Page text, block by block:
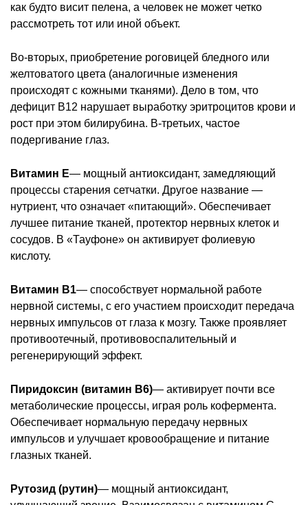
как будто висит пелена, а человек не может четко
рассмотреть тот или иной объект.
Во-вторых, приобретение роговицей бледного или
желтоватого цвета (аналогичные изменения
происходят с кожными тканями). Дело в том, что
дефицит B12 нарушает выработку эритроцитов крови и
рост при этом билирубина. В-третьих, частое
подергивание глаз.
Витамин E— мощный антиоксидант, замедляющий
процессы старения сетчатки. Другое название —
нутриент, что означает «питающий». Обеспечивает
лучшее питание тканей, протектор нервных клеток и
сосудов. В «Тауфоне» он активирует фолиевую
кислоту.
Витамин B1— способствует нормальной работе
нервной системы, с его участием происходит передача
нервных импульсов от глаза к мозгу. Также проявляет
противоотечный, противовоспалительный и
регенерирующий эффект.
Пиридоксин (витамин B6)— активирует почти все
метаболические процессы, играя роль кофермента.
Обеспечивает нормальную передачу нервных
импульсов и улучшает кровообращение и питание
глазных тканей.
Рутозид (рутин)— мощный антиоксидант,